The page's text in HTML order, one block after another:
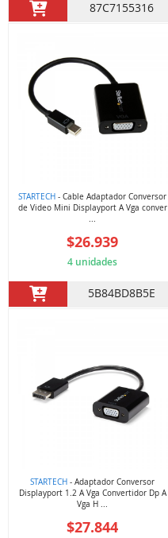
87C7155316
STARTECH - Cable Adaptador Conversor
de Video Mini Displayport A Vga conver
...
$26.939
4 unidades
5B84BD8B5E
STARTECH - Adaptador Conversor
Displayport 1.2 A Vga Convertidor Dp A
Vga H ...
$27.844